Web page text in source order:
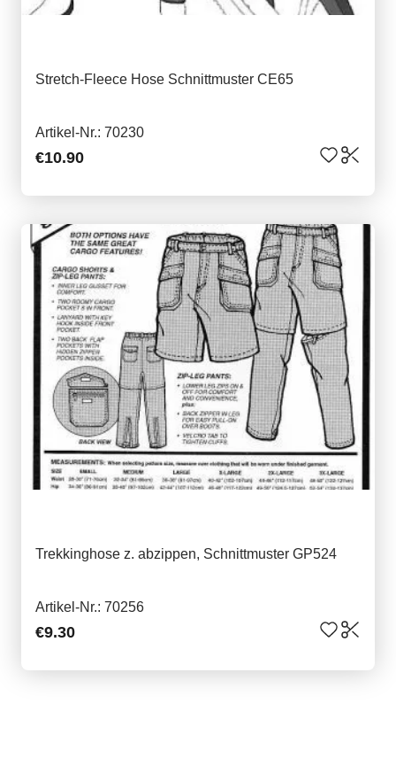
Stretch-Fleece Hose Schnittmuster CE65
Artikel-Nr.: 70230
€10.90
Trekkinghose z. abzippen, Schnittmuster GP524
Artikel-Nr.: 70256
€9.30